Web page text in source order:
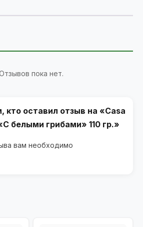
пока нет.
кто оставил отзыв на «Casa
белыми грибами» 110 гр.»
вам необходимо